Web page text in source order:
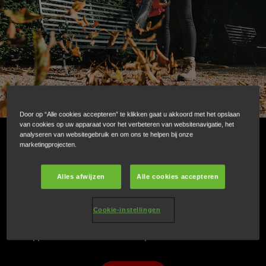
Bladblazer: Efficiënt en dynamisch,
uitzonderlijk innovatief.
Een ongelooflijk efficiënte bladblazer die onmiddellijk start
en geruisloos werkt. Met alles in huis om grote
Door op “Alle cookies accepteren” te klikken gaat u akkoord met het opslaan
van cookies op uw apparaat voor het verbeteren van websitenavigatie, het
analyseren van websitegebruik en om ons te helpen bij onze
marketingprojecten.
Alles afwijzen Alle cookies accepteren
Cookie-instellingen